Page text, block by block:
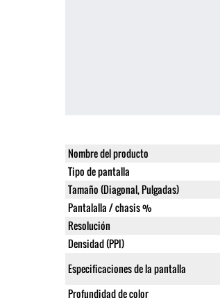
Nombre del producto
Tipo de pantalla
Tamaño (Diagonal, Pulgadas)
Pantalalla / chasis %
Resolución
Densidad (PPI)
Especificaciones de la pantalla
Profundidad de color